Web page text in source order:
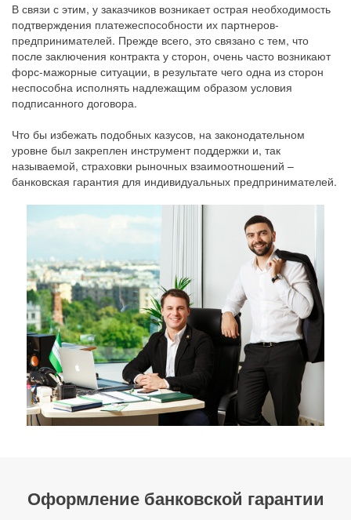
В связи с этим, у заказчиков возникает острая необходимость
подтверждения платежеспособности их партнеров-
предпринимателей. Прежде всего, это связано с тем, что
после заключения контракта у сторон, очень часто возникают
форс-мажорные ситуации, в результате чего одна из сторон
неспособна исполнять надлежащим образом условия
подписанного договора.
Что бы избежать подобных казусов, на законодательном
уровне был закреплен инструмент поддержки и, так
называемой, страховки рыночных взаимоотношений –
банковская гарантия для индивидуальных предпринимателей.
Оформление банковской гарантии